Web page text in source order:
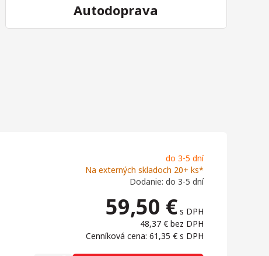
Autodoprava
do 3-5 dní
Na externých skladoch 20+ ks*
Dodanie: do 3-5 dní
59,50 € s DPH
48,37 € bez DPH
Cenníková cena: 61,35 € s DPH